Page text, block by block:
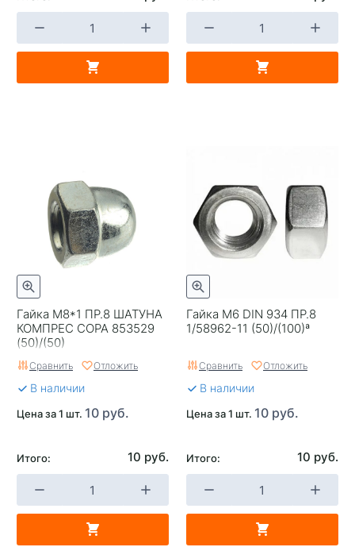
Гайка М8*1 ПР.8 ШАТУНА
КОМПРЕС СОРА 853529
(50)/(50)
Сравнить Отложить
В наличии
Цена за 1 шт. 10 руб.
Итого: 10 руб.
Гайка М6 DIN 934 ПР.8
1/58962-11 (50)/(100)ª
Сравнить Отложить
В наличии
Цена за 1 шт. 10 руб.
Итого: 10 руб.